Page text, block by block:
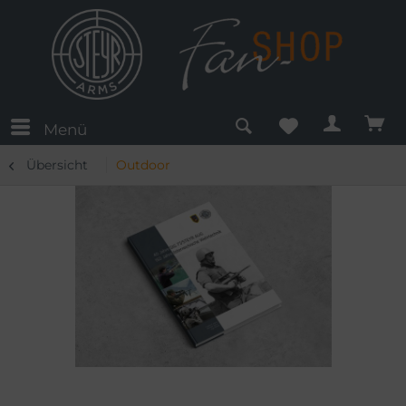
Menü
Übersicht Outdoor